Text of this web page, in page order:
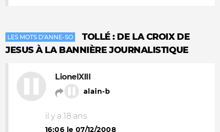
LES MOTS D'ANNE-SO
TOLLÉ : DE LA CROIX DE
JESUS À LA BANNIÈRE JOURNALISTIQUE
LionelXIII
alain-b
il y a 18 ans
16:06 le 07/12/2008